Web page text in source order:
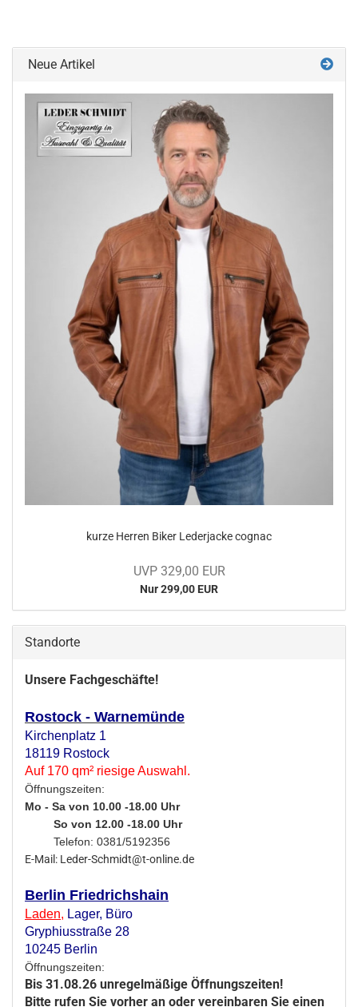
Neue Artikel
kurze Her­ren Biker Le­der­ja­cke co­gnac
UVP 329,00 EUR
Nur 299,00 EUR
Standorte
Unsere Fachgeschäfte!
Rostock - Warnemünde
Kirchenplatz 1
18119 Rostock
Auf 170 qm² riesige Auswahl.
Öffnungszeiten:
Mo - Sa von 10.00 -18.00 Uhr
So von 12.00 -18.00 Uhr
Telefon: 0381/5192356
E-Mail: Leder-Schmidt@t-online.de
Berlin Friedrichshain
Laden, Lager, Büro
Gryphiusstraße 28
10245 Berlin
Öffnungszeiten:
Bis 31.08.26 unregelmäßige Öffnungszeiten!
Bitte rufen Sie vorher an oder vereinbaren Sie einen